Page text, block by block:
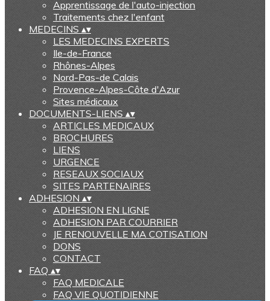
Apprentissage de l'auto-injection
Traitements chez l'enfant
MEDECINS ▴▾
LES MEDECINS EXPERTS
Ile-de-France
Rhônes-Alpes
Nord-Pas-de Calais
Provence-Alpes-Côte d'Azur
Sites médicaux
DOCUMENTS-LIENS ▴▾
ARTICLES MEDICAUX
BROCHURES
LIENS
URGENCE
RESEAUX SOCIAUX
SITES PARTENAIRES
ADHESION ▴▾
ADHESION EN LIGNE
ADHESION PAR COURRIER
JE RENOUVELLE MA COTISATION
DONS
CONTACT
FAQ ▴▾
FAQ MEDICALE
FAQ VIE QUOTIDIENNE